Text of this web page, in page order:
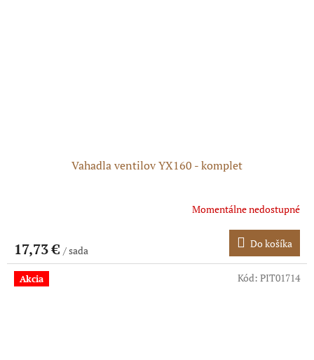
Vahadla ventilov YX160 - komplet
Momentálne nedostupné
17,73 € / sada
Do košíka
Akcia Kód: PIT01714